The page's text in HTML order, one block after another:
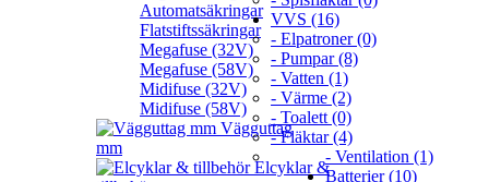
Automatsäkringar
Flatstiftssäkringar
Megafuse (32V)
Megafuse (58V)
Midifuse (32V)
Midifuse (58V)
Vägguttag
mm
Elcyklar &
VVS (16)
- Elpatroner (0)
- Pumpar (8)
- Vatten (1)
- Värme (2)
- Toalett (0)
- Fläktar (4)
- Ventilation (1)
Batterier (10)